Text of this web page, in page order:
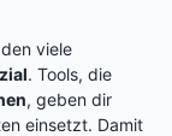
viele
. Tools, die
, geben dir
einsetzt. Damit